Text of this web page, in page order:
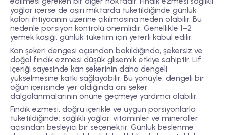
yağlar içerse de aşırı miktarda tüketildiğinde günlük
kalori ihtiyacının üzerine çıkılmasına neden olabilir. Bu
nedenle porsiyon kontrolü önemlidir. Genellikle 1–2
yemek kaşığı, günlük tüketim için yeterli kabul edilir.
Kan şekeri dengesi açısından bakıldığında, şekersiz ve
doğal fındık ezmesi düşük glisemik etkiye sahiptir. Lif
içeriği sayesinde kan şekerinin daha dengeli
yükselmesine katkı sağlayabilir. Bu yönüyle, dengeli bir
öğün içerisinde yer aldığında ani şeker
dalgalanmalarının önüne geçmeye yardımcı olabilir.
Fındık ezmesi, doğru içerikle ve uygun porsiyonlarla
tüketildiğinde; sağlıklı yağlar, vitaminler ve mineraller
açısından besleyici bir seçenektir. Günlük beslenme